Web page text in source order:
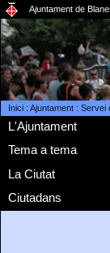
Ajuntament de
Inici: Ajuntament: Servei
L'Ajuntament
Tema a tema
La Ciutat
Ciutadans